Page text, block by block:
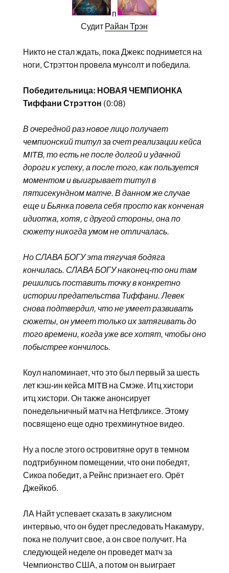
п
Судит Райан Трэн
Никто не стал ждать, пока Джекс поднимется на
ноги, Стрэттон провела мунсолт и победила.
Победительница: НОВАЯ ЧЕМПИОНКА
Тиффани Стрэттон (0:08)
В очередной раз новое лицо получает
чемпионский титул за счет реализации кейса
MITB, то есть не после долгой и удачной
дороги к успеху, а после того, как пользуется
моментом и выигрывает титул в
пятисекундном матче. В данном же случае
еще и Бьянка повела себя просто как конченая
идиотка, хотя, с другой стороны, она по
сюжету никогда умом не отличалась.
Но СЛАВА БОГУ эта тягучая бодяга
кончилась. СЛАВА БОГУ наконец-то они там
решились поставить точку в конкретно
истории предательства Тиффани. Левек
снова подтвердил, что не умеет развивать
сюжеты, он умеет только их затягивать до
того времени, когда уже все хотят, чтобы оно
побыстрее кончилось.
Коул напоминает, что это был первый за шесть
лет кэш-ин кейса MITB на Смэке. Итц хистори
итц хистори. Он также анонсирует
понедельничный матч на Нетфликсе. Этому
посвящено еще одно трехминутное видео.
Ну а после этого островитяне орут в темном
подтрибунном помещении, что они победят,
Сикоа победит, а Рейнс признает его. Орёт
Джейкоб.
ЛА Найт успевает сказать в закулисном
интервью, что он будет преследовать Накамуру,
пока не получит свое, а он свое получит. На
следующей неделе он проведет матч за
Чемпионство США, а потом он выиграет